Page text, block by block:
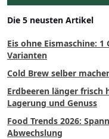
Die 5 neusten Artikel
Eis ohne Eismaschine:
Varianten
Cold Brew selber
Erdbeeren länger frisch
Lagerung und Genuss
Food Trends 2026:
Abwechslung